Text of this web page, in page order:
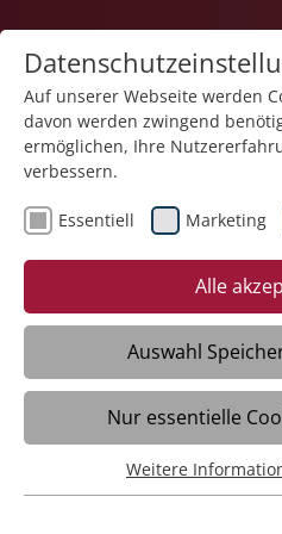
05.01.2026
Die Stiftung
um
Huber
Norbert Huber wurde
geweiht. Nach
Stationen und
1968 in die damalige
Auf unserer Webseite werden
davon werden zwingend
ermöglichen, Ihre
verbessern.
Essentiell Marketing
Alle
Auswahl
Nur essentielle
Essentiell
Essentielle Cookies werden
Weitere